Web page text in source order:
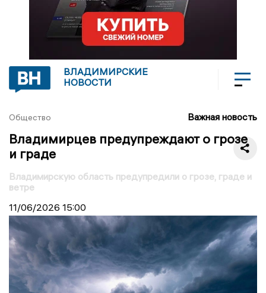
ВЛАДИМИРСКИЕ
НОВОСТИ
Общество Важная новость
Владимирцев предупреждают о грозе
и граде
Владимирскую область предупредили о грозе, граде и
ветре
11/06/2026 15:00